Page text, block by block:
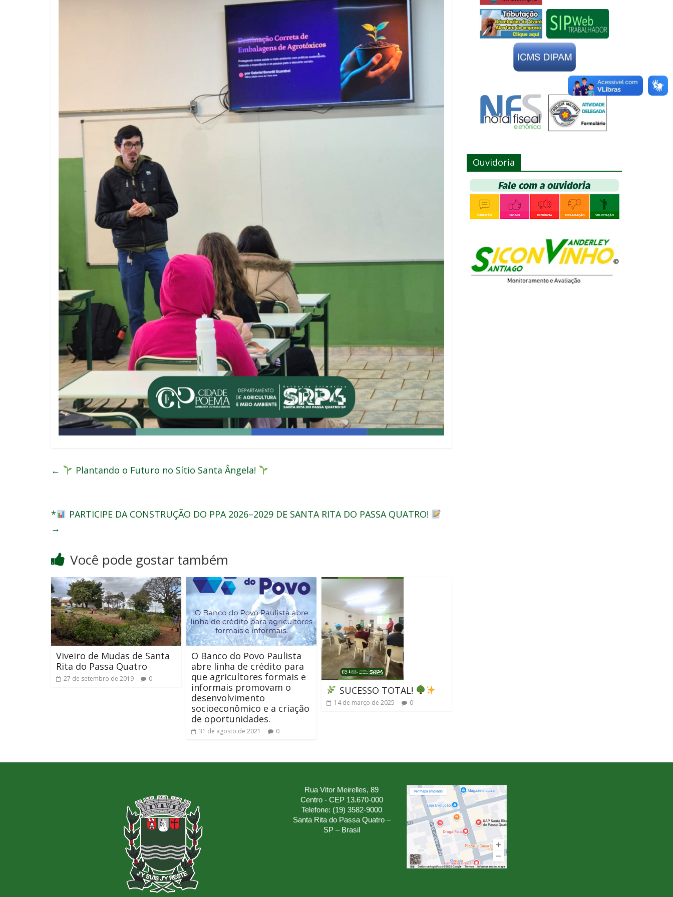
← Plantando o Futuro no Sítio Santa Ângela!
*
PARTICIPE DA CONSTRUÇÃO DO PPA 2026–2029 DE SANTA RITA DO PASSA QUATRO!
→
Você pode gostar também
Viveiro de Mudas de Santa
Rita do Passa Quatro
27 de setembro de 2019 0
O Banco do Povo Paulista
abre linha de crédito para
que agricultores formais e
informais promovam o
desenvolvimento
socioeconômico e a criação
de oportunidades.
31 de agosto de 2021 0
SUCESSO TOTAL!
14 de março de 2025 0
Ouvidoria
Rua Vitor Meirelles, 89
Centro - CEP 13.670-000
Telefone: (19) 3582-9000
Santa Rita do Passa Quatro –
SP – Brasil